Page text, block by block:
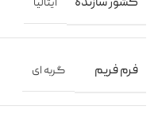
فرم فریم گربه ای